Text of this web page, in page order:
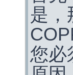
是，
您必